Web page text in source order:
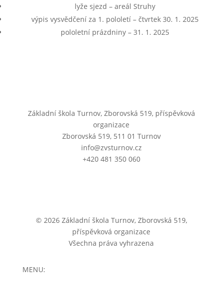
lyže sjezd – areál Struhy
výpis vysvědčení za 1. pololetí – čtvrtek 30. 1. 2025
pololetní prázdniny – 31. 1. 2025
Základní škola Turnov, Zborovská 519, příspěvková
organizace
Zborovská 519, 511 01 Turnov
info@zvsturnov.cz
+420 481 350 060
© 2026 Základní škola Turnov, Zborovská 519,
příspěvková organizace
Všechna práva vyhrazena
MENU: